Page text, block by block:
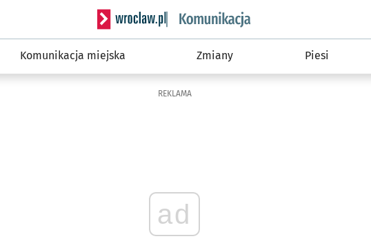
Serwis informacyjny wroclaw.pl podserwis: Komunikacja
Komunikacja miejska Zmiany Piesi
REKLAMA
ad